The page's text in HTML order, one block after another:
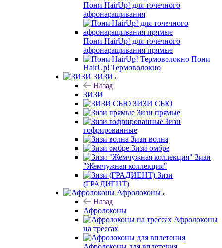
Пони HairUp! для точечного
афронаращивания
Пони HairUp! для точечного
афронаращивания прямые
Пони
HairUp! Термоволокно
ЗИЗИ
Назад
ЗИЗИ
ЗИЗИ СЬЮ
Зизи прямые
Зизи
гофрированные
Зизи волна
Зизи омбре
Зизи
"Жемчужная коллекция"
Зизи
(ГРАДИЕНТ)
Афролоконы
Назад
Афролоконы
Афролоконы
на трессах
Афролоконы для вплетения